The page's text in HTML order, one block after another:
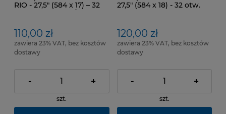
RIO - 27,5" (584 x 17) – 32
Tarczowe
110,00 zł
zawiera 23% VAT, bez kosztów
dostawy
- +
szt.
27,5" (584 x 18) - 32 otw.
120,00 zł
zawiera 23% VAT, bez kosztów
dostawy
- +
szt.